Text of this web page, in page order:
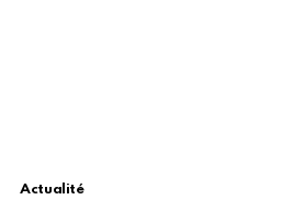
Actualité